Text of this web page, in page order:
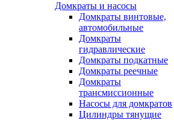
Домкраты и насосы
Домкраты винтовые,
автомобильные
Домкраты
гидравлические
Домкраты подкатные
Домкраты реечные
Домкраты
трансмиссионные
Насосы для домкратов
Цилиндры тянущие